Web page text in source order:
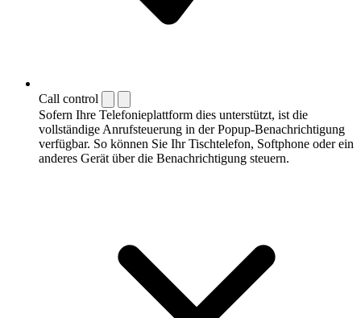
Call control
Sofern Ihre Telefonieplattform dies unterstützt, ist die
vollständige Anrufsteuerung in der Popup-Benachrichtigung
verfügbar. So können Sie Ihr Tischtelefon, Softphone oder ein
anderes Gerät über die Benachrichtigung steuern.